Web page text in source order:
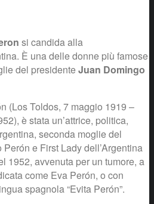
si candida alla
È una delle donne più famose
del presidenteJuan Domingo
(Los Toldos, 7 maggio 1919 –
è stata un’attrice, politica,
seconda moglie del
e First Lady dell’Argentina
1952, avvenuta per un tumore, a
come Eva Perón, o con
spagnola “Evita Perón”.